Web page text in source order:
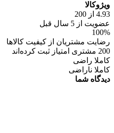
ویژوکالا
4.93 از 200
عضویت از 5 سال قبل
100%
رضایت مشتریان از کیفیت کالاها
200 مشتری امتیاز ثبت کرده‌اند
کاملا راضی
کاملا ناراضی
دیدگاه شما